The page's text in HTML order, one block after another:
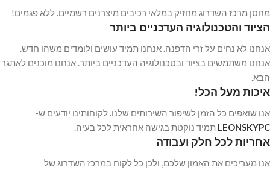
מחסן מרכז השדרוג מחזיק במלאי רכיבים מיצרנים רשמיים. ללא פגמים!
הציוד והטכנולוגיה העדכניים ביותר
אנחנו לא נחים על זרי הדפנה. אנחנו תמיד עושים ולומדים משהו חדש.
אנחנו משתמשים בציוד ובטכנולוגיה העדכניים ביותר. אנחנו מוכנים לאתגר
הבא.
איכות מעל הכל!
אנו שואפים כל הזמן לשיפור השירותים שלנו. לקוחותינו יודעים ש-
LEONSKYPC תמיד נוקטת בגישה אחראית לכל בעיה.
אחריות לכל חלק ועבודה
אנו מעריכים את האמון שלכם, ולכן כל לקוח במרכז השדרוג של